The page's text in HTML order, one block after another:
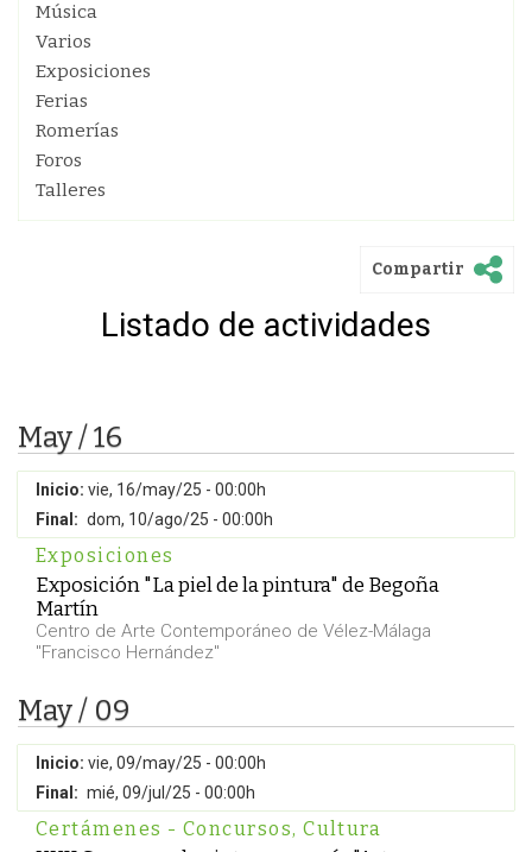
Música
Varios
Exposiciones
Ferias
Romerías
Foros
Talleres
Compartir
Listado de actividades
May / 16
Inicio: vie, 16/may/25 - 00:00h
Final: dom, 10/ago/25 - 00:00h
Exposiciones
Exposición "La piel de la pintura" de Begoña
Martín
Centro de Arte Contemporáneo de Vélez-Málaga
"Francisco Hernández"
May / 09
Inicio: vie, 09/may/25 - 00:00h
Final: mié, 09/jul/25 - 00:00h
Certámenes - Concursos, Cultura